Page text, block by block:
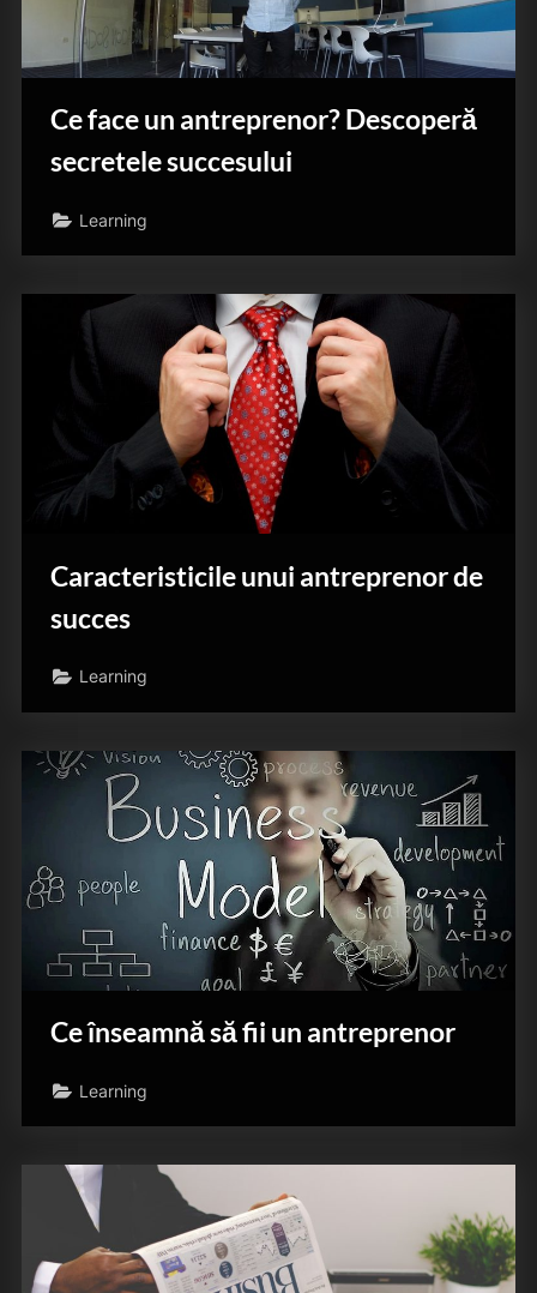
Ce face un antreprenor? Descoperă
secretele succesului
Learning
Caracteristicile unui antreprenor de
succes
Learning
Ce înseamnă să fii un antreprenor
Learning